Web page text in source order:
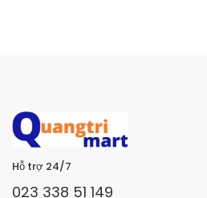
Hỗ trợ 24/7
023 338 51 149